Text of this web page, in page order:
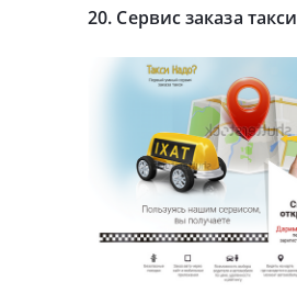
20. Сервис заказа такси